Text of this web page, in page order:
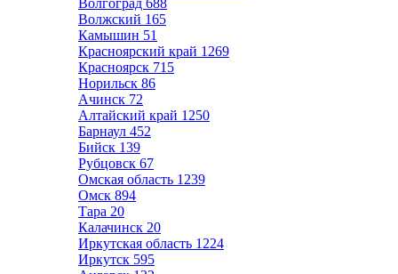
Волгоград 688
Волжский 165
Камышин 51
Красноярский край 1269
Красноярск 715
Норильск 86
Ачинск 72
Алтайский край 1250
Барнаул 452
Бийск 139
Рубцовск 67
Омская область 1239
Омск 894
Тара 20
Калачинск 20
Иркутская область 1224
Иркутск 595